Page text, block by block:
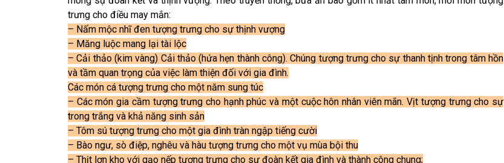
trưng cho điều may mắn:
– Nấm mộc nhĩ đen tượng trưng cho sự thịnh vượng
– Măng luộc mang lại tài lộc
– Cải thảo (kim vàng) Cải thảo (hứa hẹn thành công). Chúng tượng trưng cho sự thanh tịnh trong tâm hồn
và tầm quan trọng của việc làm thiện đối với gia đình.
Các món cá tượng trưng cho một năm sung túc
– Các món gia cầm tượng trưng cho hạnh phúc và một cuộc hôn nhân viên mãn. Vịt tượng trưng cho sự
trong trắng và khả năng sinh sản
– Tôm sú tượng trưng cho một gia đình tràn ngập tiếng cười
– Bào ngư, sò điệp, nghêu và hàu tượng trưng cho một vụ mùa bội thu
– Thịt lợn kho với gạo nếp tượng trưng cho sự đoàn kết gia đình và thành công chung;